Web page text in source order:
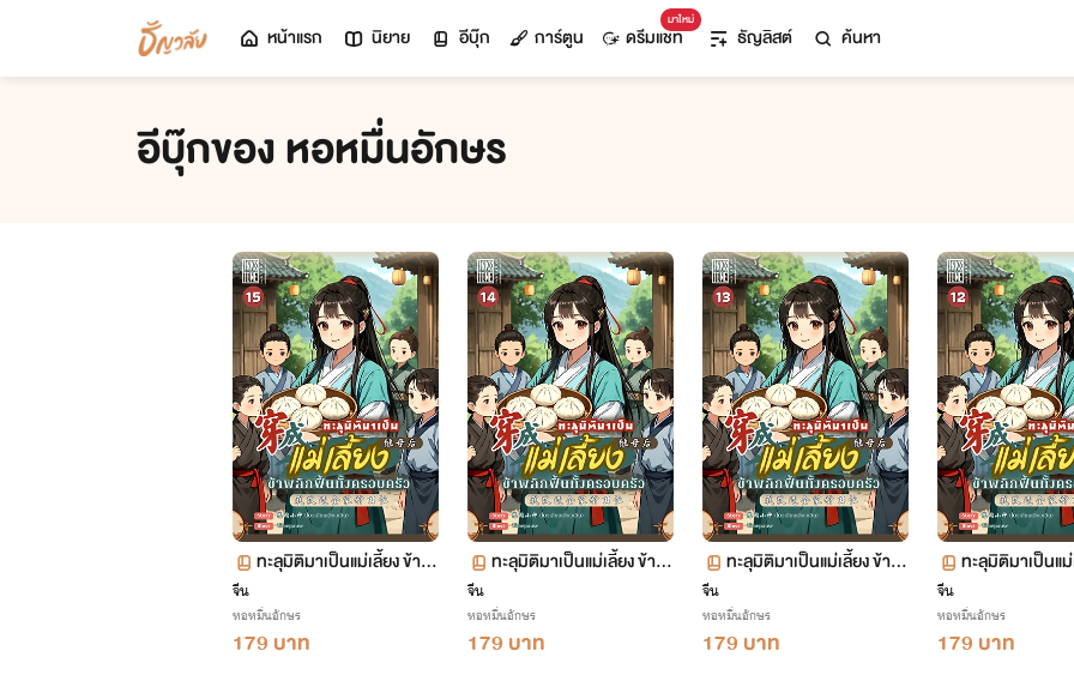
หน้าแรก นิยาย อีบุ๊ก การ์ตูน
มาใหม่
ดรีมแชท ธัญลิสต์ ค้นหา
อีบุ๊กของ หอหมื่นอักษร
ทะลุมิติมาเป็นแม่เลี้ยง ข้าพ
(จบ+ตอนพิเศษ)
จีน
หอหมื่นอักษร
179 บาท
ทะลุมิติมาเป็นแม่เลี้ยง ข้าพ
ตอน 706-758
จีน
หอหมื่นอักษร
179 บาท
ทะลุมิติมาเป็นแม่เลี้ยง ข้าพ
ตอน 653-705
จีน
หอหมื่นอักษร
179 บาท
ทะลุมิติมาเป็นแ
ตอน 600-652
จีน
หอหมื่นอักษร
179 บาท